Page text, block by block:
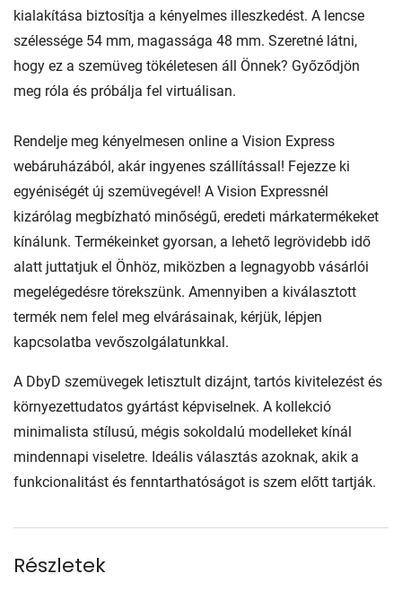
kialakítása biztosítja a kényelmes illeszkedést. A lencse
szélessége 54 mm, magassága 48 mm. Szeretné látni,
hogy ez a szemüveg tökéletesen áll Önnek? Győződjön
meg róla és próbálja fel virtuálisan.
Rendelje meg kényelmesen online a Vision Express
webáruházából, akár ingyenes szállítással! Fejezze ki
egyéniségét új szemüvegével! A Vision Expressnél
kizárólag megbízható minőségű, eredeti márkatermékeket
kínálunk. Termékeinket gyorsan, a lehető legrövidebb idő
alatt juttatjuk el Önhöz, miközben a legnagyobb vásárlói
megelégedésre törekszünk. Amennyiben a kiválasztott
termék nem felel meg elvárásainak, kérjük, lépjen
kapcsolatba vevőszolgálatunkkal.
A DbyD szemüvegek letisztult dizájnt, tartós kivitelezést és
környezettudatos gyártást képviselnek. A kollekció
minimalista stílusú, mégis sokoldalú modelleket kínál
mindennapi viseletre. Ideális választás azoknak, akik a
funkcionalitást és fenntarthatóságot is szem előtt tartják.
Részletek